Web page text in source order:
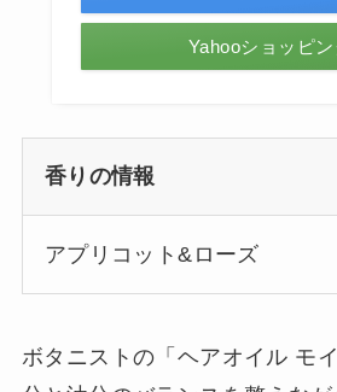
Yahooショッピ
香りの情報
アプリコット&ローズ
ボタニストの「ヘアオイル モ